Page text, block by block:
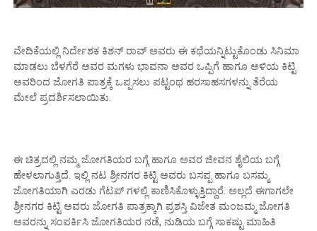
ವೇದಿಕೆಯಲ್ಲಿ ನಿರ್ದೇಶಕ ಕಿಶನ್ ರಾವ್ ಅವರು ಈ ಕಥೆಯನ್ನಿಟ್ಟುಕೊಂಡು ಸಿನಿಮಾ
ಮಾಡಲು ಬೆಳಗೆರೆ ಅವರ ಮಗಳು ಭಾವನಾ ಅವರ ಒಪ್ಪಿಗೆ ಹಾಗೂ ಅಳಿಯ ಕಿಟ್ಟಿ
ಅವರಿಂದ ಜೋಗತಿ ಪಾತ್ರಕ್ಕೆ ಒಪ್ಪಸಲು ಪಟ್ಟಂಥ ಹರಸಾಹಸಗಳನ್ನು ತೆರೆಯ
ಮೇಲೆ ಪ್ರದರ್ಶಿಸಲಾಯಿತು.
ಈ ಚಿತ್ರದಲ್ಲಿ ನಮ್ಮ ಜೋಗತಿಯರ ಬಗ್ಗೆ ಹಾಗೂ ಅವರ ಜೀವನ ಶೈಲಿಯ ಬಗ್ಗೆ
ಹೇಳಲಾಗುತ್ತಿದೆ. ಇಲ್ಲಿ ನಟ ಶ್ರೀನಗರ ಕಿಟ್ಟಿ ಅವರು ಬಸಪ್ಪ ಹಾಗೂ ಬಸಮ್ಮ
ಜೋಗತಿಯಾಗಿ ಎರಡು ಗೆಟಪ್ ಗಳಲ್ಲಿ ಕಾಣಿಸಿಕೊಳ್ಳುತ್ತಿದ್ದಾರೆ. ಅಲ್ಲದೆ ಈಗಾಗಲೇ
ಶ್ರೀನಗರ ಕಿಟ್ಟಿ ಅವರು ಜೋಗತಿ ಪಾತ್ರಕ್ಕಾಗಿ ಪ್ರಶಸ್ತಿ ವಿಜೇತ ಮಂಜಮ್ಮ ಜೋಗತಿ
ಅವರನ್ನು ಸಂಪರ್ಕಿಸಿ ಜೋಗತಿಯರ ನಡೆ, ನುಡಿಯ ಬಗ್ಗೆ ಸಾಕಷ್ಟು ಮಾಹಿತಿ